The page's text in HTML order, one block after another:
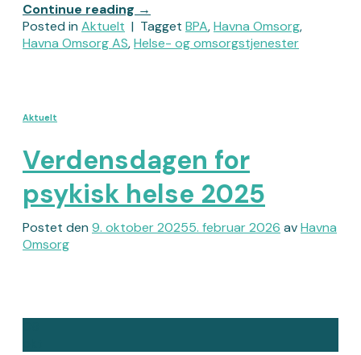
Continue reading →
Posted in Aktuelt | Tagget BPA,Havna Omsorg,
Havna Omsorg AS,Helse- og omsorgstjenester
Aktuelt
Verdensdagen for
psykisk helse 2025
Postet den 9. oktober 20255. februar 2026 avHavna
Omsorg